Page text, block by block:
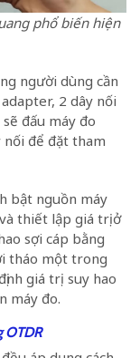
phổ biến hiện
người dùng cần
2 dây nối
đấu máy đo
nối để đặt tham
bật nguồn máy
thiết lập giá trị ở
sợi cáp bằng
tháo một trong
giá trị suy hao
máy đo.
OTDR